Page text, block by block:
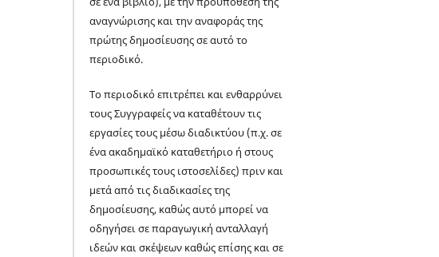
αναγνώρισης και την αναφοράς της
πρώτης δημοσίευσης σε αυτό το
περιοδικό.
Το περιοδικό επιτρέπει και ενθαρρύνει
τους Συγγραφείς να καταθέτουν τις
εργασίες τους μέσω διαδικτύου (π.χ. σε
ένα ακαδημαϊκό καταθετήριο ή στους
προσωπικές τους ιστοσελίδες) πριν και
μετά από τις διαδικασίες της
δημοσίευσης, καθώς αυτό μπορεί να
οδηγήσει σε παραγωγική ανταλλαγή
ιδεών και σκέψεων καθώς επίσης και σε